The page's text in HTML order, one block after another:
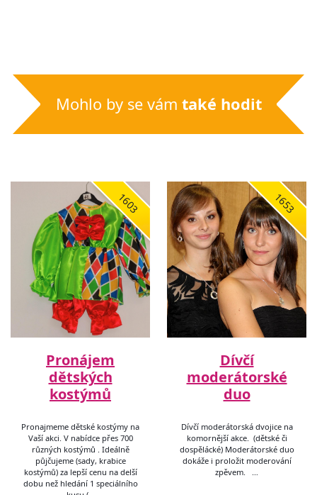
Mohlo by se vám také hodit
1603
Pronájem
dětských
kostýmů
Pronajmeme dětské kostýmy na
Vaší akci. V nabídce přes 700
různých kostýmů . Ideálně
půjčujeme (sady, krabice
kostýmů) za lepší cenu na delší
dobu než hledání 1 speciálního
1653
Dívčí
moderátorské
duo
Dívčí moderátorská dvojice na
komornější akce. (dětské či
dospělácké) Moderátorské duo
dokáže i proložit moderování
zpěvem. …